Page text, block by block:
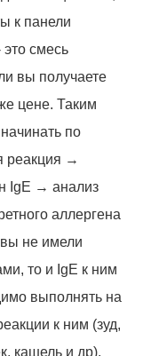
к панели
смесь
вы получаете
цене. Таким
по
реакция →
IgE → анализ
аллергена
не имели
то и IgE к ним
выполнять на
к ним (зуд,
кашель и др).